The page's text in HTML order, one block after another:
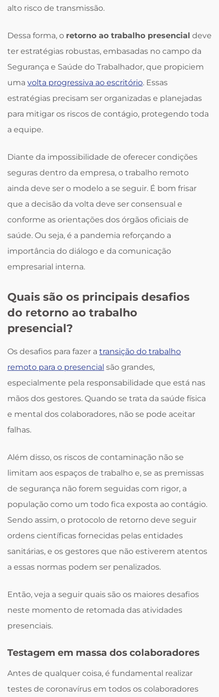
alto risco de transmissão.
Dessa forma, o retorno ao trabalho presencial deve
ter estratégias robustas, embasadas no campo da
Segurança e Saúde do Trabalhador, que propiciem
uma volta progressiva ao escritório. Essas
estratégias precisam ser organizadas e planejadas
para mitigar os riscos de contágio, protegendo toda
a equipe.
Diante da impossibilidade de oferecer condições
seguras dentro da empresa, o trabalho remoto
ainda deve ser o modelo a se seguir. É bom frisar
que a decisão da volta deve ser consensual e
conforme as orientações dos órgãos oficiais de
saúde. Ou seja, é a pandemia reforçando a
importância do diálogo e da comunicação
empresarial interna.
Quais são os principais desafios
do retorno ao trabalho
presencial?
Os desafios para fazer a transição do trabalho
remoto para o presencial são grandes,
especialmente pela responsabilidade que está nas
mãos dos gestores. Quando se trata da saúde física
e mental dos colaboradores, não se pode aceitar
falhas.
Além disso, os riscos de contaminação não se
limitam aos espaços de trabalho e, se as premissas
de segurança não forem seguidas com rigor, a
população como um todo fica exposta ao contágio.
Sendo assim, o protocolo de retorno deve seguir
ordens científicas fornecidas pelas entidades
sanitárias, e os gestores que não estiverem atentos
a essas normas podem ser penalizados.
Então, veja a seguir quais são os maiores desafios
neste momento de retomada das atividades
presenciais.
Testagem em massa dos colaboradores
Antes de qualquer coisa, é fundamental realizar
testes de coronavírus em todos os colaboradores